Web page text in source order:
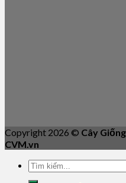
Copyright 2026 © Cây
CVM.vn